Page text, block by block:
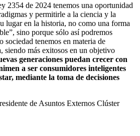
2354 de 2024 tenemos una oportunidad
y permitirle a la ciencia y la
lugar en la historia, no como una forma
sino porque sólo así podremos
sociedad tenemos en materia de
siendo más exitosos en un objetivo
generaciones puedan crecer con
a ser consumidores inteligentes
mediante la toma de decisiones
de Asuntos Externos Clúster